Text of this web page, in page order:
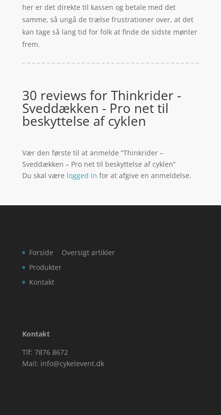
her er det direkte til kassen og betale med det
samme, så ungå de trælse frustrationer over, at det
kan tage så lang tid for folk at finde de sidste mønter
frem.
30 reviews forThinkrider -
Sveddækken - Pro net til
beskyttelse af cyklen
Vær den første til at anmelde “Thinkrider –
Sveddækken – Pro net til beskyttelse af cyklen”
Du skal være logged in for at afgive en anmeldelse.
Forside
Produkter
Kontakt
Oversigt artikler
Kontakt
Tlf: 7876 8672
Mail: info@cykelevent.dk